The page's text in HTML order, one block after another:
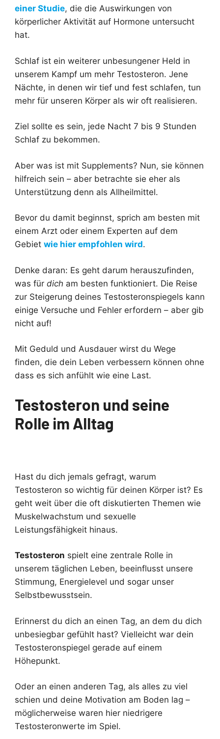
einer Studie, die die Auswirkungen von
körperlicher Aktivität auf Hormone untersucht
hat.
Schlaf ist ein weiterer unbesungener Held in
unserem Kampf um mehr Testosteron. Jene
Nächte, in denen wir tief und fest schlafen, tun
mehr für unseren Körper als wir oft realisieren.
Ziel sollte es sein, jede Nacht 7 bis 9 Stunden
Schlaf zu bekommen.
Aber was ist mit Supplements? Nun, sie können
hilfreich sein – aber betrachte sie eher als
Unterstützung denn als Allheilmittel.
Bevor du damit beginnst, sprich am besten mit
einem Arzt oder einem Experten auf dem
Gebiet wie hier empfohlen wird.
Denke daran: Es geht darum herauszufinden,
was für dich am besten funktioniert. Die Reise
zur Steigerung deines Testosteronspiegels kann
einige Versuche und Fehler erfordern – aber gib
nicht auf!
Mit Geduld und Ausdauer wirst du Wege
finden, die dein Leben verbessern können ohne
dass es sich anfühlt wie eine Last.
Testosteron und seine
Rolle im Alltag
Hast du dich jemals gefragt, warum
Testosteron so wichtig für deinen Körper ist? Es
geht weit über die oft diskutierten Themen wie
Muskelwachstum und sexuelle
Leistungsfähigkeit hinaus.
Testosteron spielt eine zentrale Rolle in
unserem täglichen Leben, beeinflusst unsere
Stimmung, Energielevel und sogar unser
Selbstbewusstsein.
Erinnerst du dich an einen Tag, an dem du dich
unbesiegbar gefühlt hast? Vielleicht war dein
Testosteronspiegel gerade auf einem
Höhepunkt.
Oder an einen anderen Tag, als alles zu viel
schien und deine Motivation am Boden lag –
möglicherweise waren hier niedrigere
Testosteronwerte im Spiel.